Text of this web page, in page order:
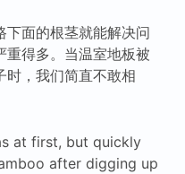
下面的根茎就能解决问
重得多。当温室地板被
时，我们简直不敢相
at first, but quickly
after digging up